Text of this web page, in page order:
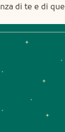
di te e di